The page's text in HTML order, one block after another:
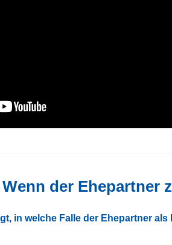
der Ehepartner
in welche Falle der Ehepartner